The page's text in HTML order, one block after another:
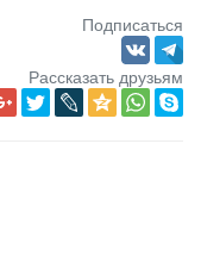
Подписаться
Рассказать друзьям